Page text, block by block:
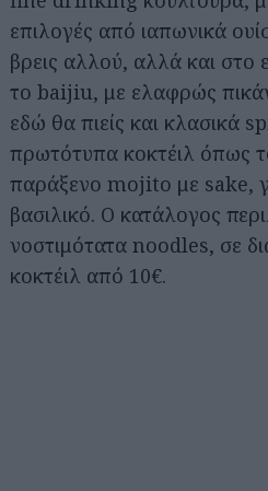
επιλογές από ιαπωνικά
βρεις αλλού, αλλά και στο
το baijiu, με ελαφρώς
εδώ θα πιείς και κλασικά
πρωτότυπα κοκτέιλ όπως
παράξενο mojito με sake,
βασιλικό. Ο κατάλογος
νοστιμότατα noodles, σε
κοκτέιλ από 10€.